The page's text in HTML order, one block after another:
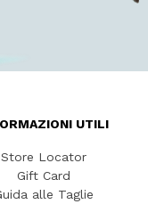
UTILI
Store Locator
Gift Card
alle Taglie